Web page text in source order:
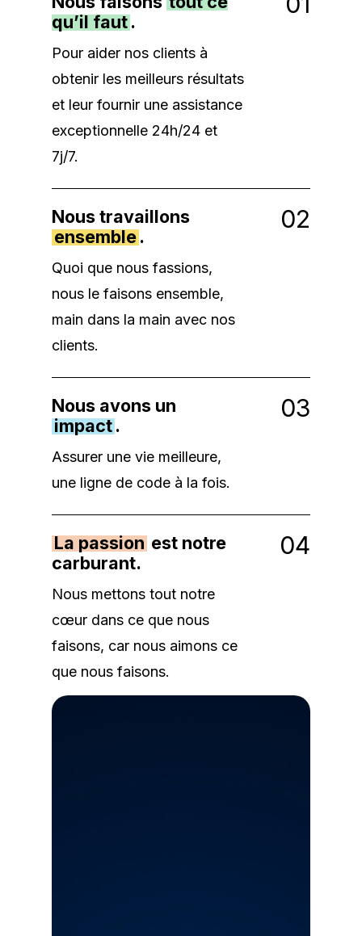
qu’il faut.
Pour aider nos clients à
obtenir les meilleurs résultats
et leur fournir une assistance
exceptionnelle 24h/24 et
7j/7.
Nous travaillons
ensemble.
Quoi que nous fassions,
nous le faisons ensemble,
main dans la main avec nos
clients.
02
Nous avons un
impact.
Assurer une vie meilleure,
une ligne de code à la fois.
03
La passion est notre
carburant.
Nous mettons tout notre
cœur dans ce que nous
faisons, car nous aimons ce
que nous faisons.
04